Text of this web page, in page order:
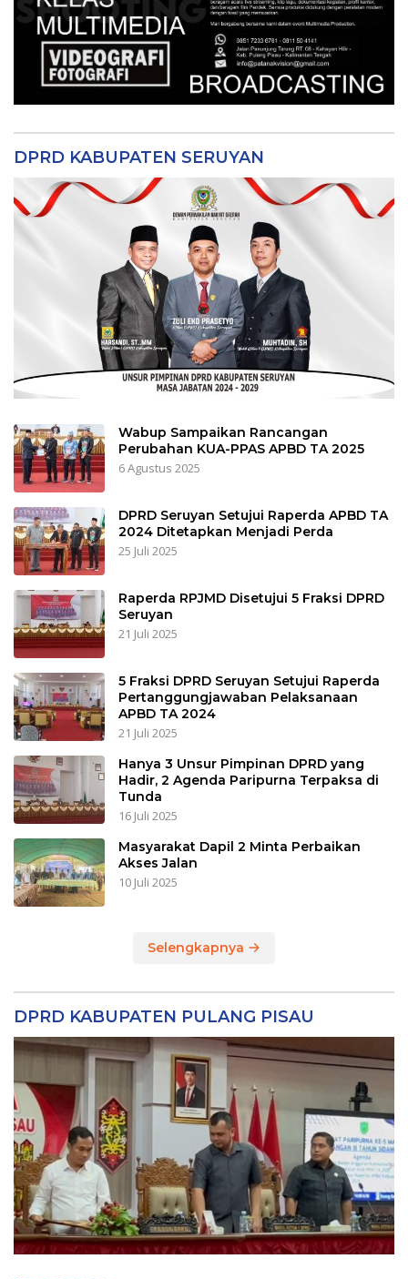
DPRD KABUPATEN SERUYAN
Wabup Sampaikan Rancangan
Perubahan KUA-PPAS APBD TA 2025
6 Agustus 2025
DPRD Seruyan Setujui Raperda APBD TA
2024 Ditetapkan Menjadi Perda
25 Juli 2025
Raperda RPJMD Disetujui 5 Fraksi DPRD
Seruyan
21 Juli 2025
5 Fraksi DPRD Seruyan Setujui Raperda
Pertanggungjawaban Pelaksanaan
APBD TA 2024
21 Juli 2025
Hanya 3 Unsur Pimpinan DPRD yang
Hadir, 2 Agenda Paripurna Terpaksa di
Tunda
16 Juli 2025
Masyarakat Dapil 2 Minta Perbaikan
Akses Jalan
10 Juli 2025
Selengkapnya
DPRD KABUPATEN PULANG PISAU